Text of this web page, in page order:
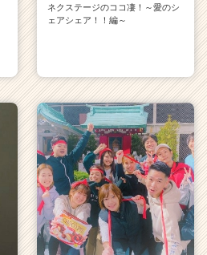
ネクステージのココ凄！～愛のシ
ェアシェア！！編～